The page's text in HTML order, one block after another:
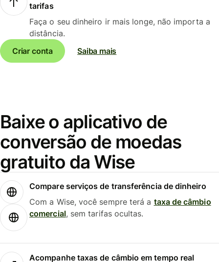
tarifas
Faça o seu dinheiro ir mais longe, não importa a
distância.
Criar conta
Saiba mais
Baixe o aplicativo de
conversão de moedas
gratuito da Wise
Compare serviços de transferência de dinheiro
Com a Wise, você sempre terá a taxa de câmbio
comercial, sem tarifas ocultas.
Acompanhe taxas de câmbio em tempo real